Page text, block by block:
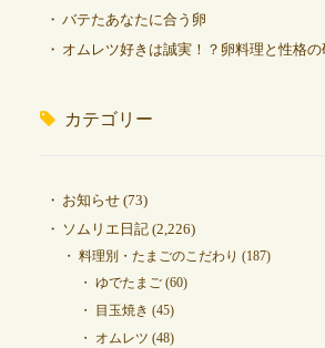
バテたあなたに合う卵
オムレツ好きは誠実！？卵料理と性格
カテゴリー
お知らせ(73)
ソムリエ日記(2,226)
料理別・たまごのこだわり (187)
ゆでたまご(60)
目玉焼き (45)
オムレツ (48)